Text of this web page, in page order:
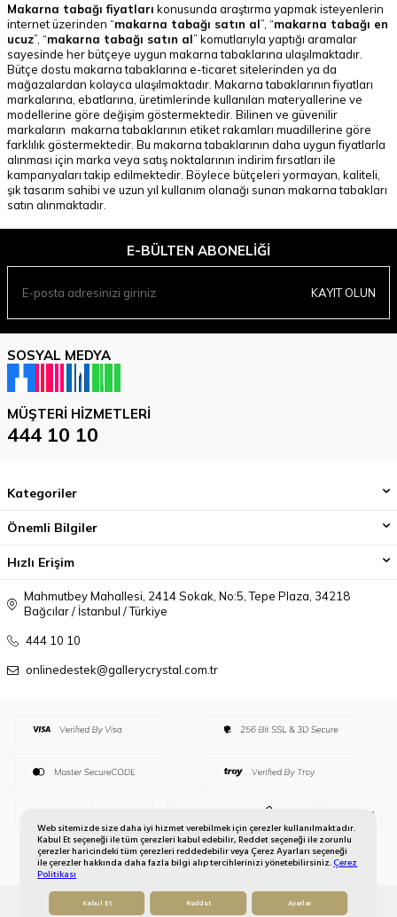
Web sitemizde size daha iyi hizmet verebilmek için çerezler kullanılmaktadır.
Kabul Et seçeneği ile tüm çerezleri kabul edebilir, Reddet seçeneği ile zorunlu
çerezler haricindeki tüm çerezleri reddedebilir veya Çerez Ayarları seçeneği
ile çerezler hakkında daha fazla bilgi alıp tercihlerinizi yönetebilirsiniz.Çerez
Politikası
Kabul Et Reddet Ayarlar
Makarna tabağı fiyatları konusunda araştırma yapmak isteyenlerin
internet üzerinden “makarna tabağı satın al”, “makarna tabağı en
ucuz”, “makarna tabağı satın al” komutlarıyla yaptığı aramalar
sayesinde her bütçeye uygun makarna tabaklarına ulaşılmaktadır.
Bütçe dostu makarna tabaklarına e-ticaret sitelerinden ya da
mağazalardan kolayca ulaşılmaktadır. Makarna tabaklarının fiyatları
markalarına, ebatlarına, üretimlerinde kullanılan materyallerine ve
modellerine göre değişim göstermektedir. Bilinen ve güvenilir
markaların makarna tabaklarının etiket rakamları muadillerine göre
farklılık göstermektedir. Bu makarna tabaklarının daha uygun fiyatlarla
alınması için marka veya satış noktalarının indirim fırsatları ile
kampanyaları takip edilmektedir. Böylece bütçeleri yormayan, kaliteli,
şık tasarım sahibi ve uzun yıl kullanım olanağı sunan makarna tabakları
satın alınmaktadır.
E-BÜLTEN ABONELIĞI
KAYIT OLUN
SOSYAL MEDYA
MÜŞTERI HIZMETLERI
444 10 10
Kategoriler
Önemli Bilgiler
Hızlı Erişim
Mahmutbey Mahallesi, 2414 Sokak, No:5, Tepe Plaza, 34218
Bağcılar / İstanbul / Türkiye
444 10 10
onlinedestek@gallerycrystal.com.tr